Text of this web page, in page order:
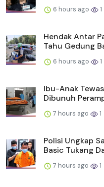
6 hours ago 1
Hendak Antar
Tahu Gedung
6 hours ago 1
Ibu-Anak
Dibunuh
7 hours ago 1
Polisi Ungkap
Basic Tukang
7 hours ago 1